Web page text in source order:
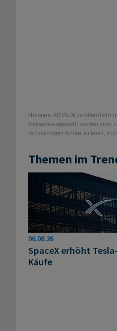
Hinweis: ARIVA.DE veröffentlicht
Webseite eingestellt worden sind,
vollständigen Artikel zu lesen,
Themen im
06.08.26
SpaceX erhöht
Käufe